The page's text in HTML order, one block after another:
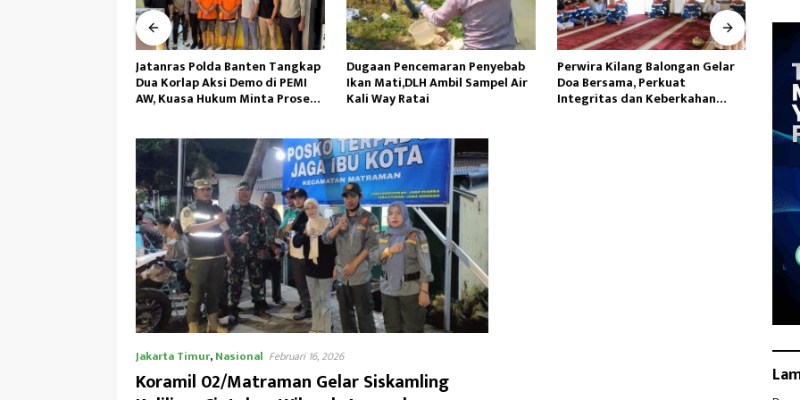
Dugaan Pencemaran Penyebab
Ikan Mati,DLH Ambil Sampel Air
Kali Way Ratai
Perwira Kilang Balongan Gelar
Doa Bersama, Perkuat
Integritas dan Keberkahan
Tanamkan Cinta Tanah
Air,Personil Nanggala Bekali
Wasbang kepada Siswa SD
Jakarta Timur,Nasional Februari 16, 2026
Koramil 02/Matraman Gelar Siskamling